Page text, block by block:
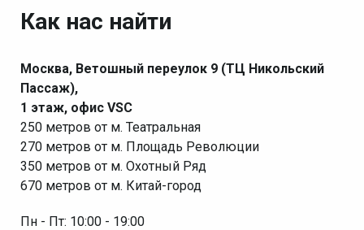
Как нас найти
Москва, Ветошный переулок 9 (ТЦ Никольский
Пассаж),
1 этаж, офис VSC
250 метров от м. Театральная
270 метров от м. Площадь Революции
350 метров от м. Охотный Ряд
670 метров от м. Китай-город
Пн - Пт: 10:00 - 19:00